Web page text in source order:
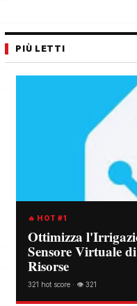
PIÙ LETTI
🔥 HOT #1
Ottimizza
Sensore Virtuale
Risorse
321 hot score · 👁️ 321